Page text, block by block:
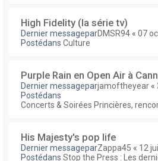
High Fidelity (la série tv)
Dernier messageparDMSR94 « 07
Postédans Culture
Purple Rain en Open Air à
Dernier messageparjamoftheyear «
Postédans
Concerts & Soirées Princières,
His Majesty's pop life
Dernier messageparZappa45 « 12
Postédans Stop the Press : Les